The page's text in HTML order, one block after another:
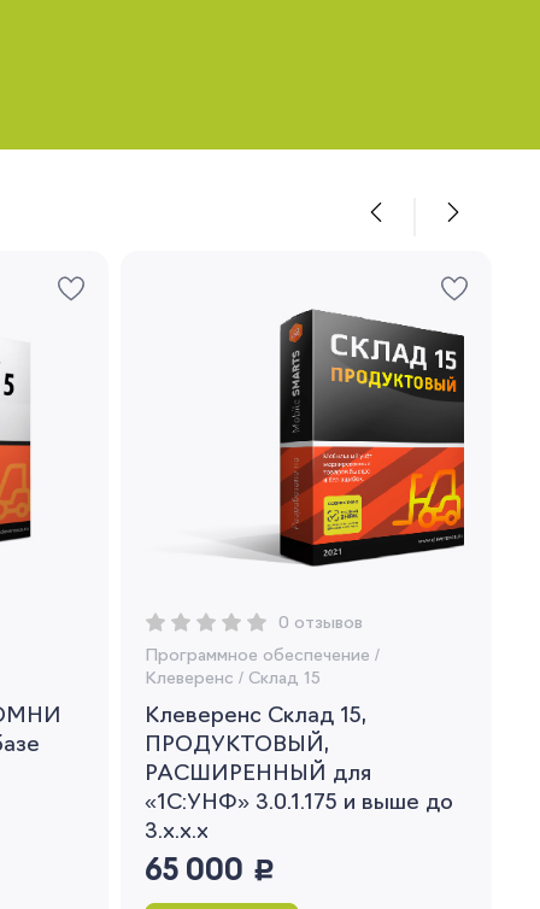
ОМНИ
0 отзывов
Программное обеспечение /
Клеверенс / Склад 15
Клеверенс Склад 15,
ПРОДУКТОВЫЙ,
РАСШИРЕННЫЙ для
«1С:УНФ» 3.0.1.175 и выше до
3.x.x.x
65 000 руб.